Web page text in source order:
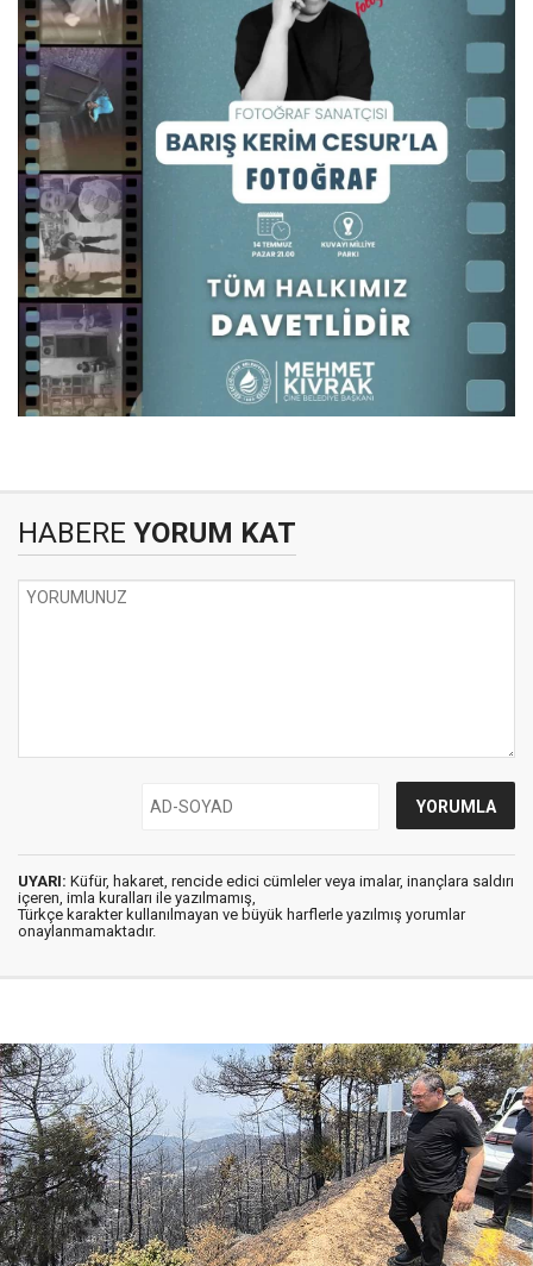
HABERE YORUM KAT
UYARI: Küfür, hakaret, rencide edici cümleler veya imalar, inançlara saldırı
içeren, imla kuralları ile yazılmamış,
Türkçe karakter kullanılmayan ve büyük harflerle yazılmış yorumlar
onaylanmamaktadır.